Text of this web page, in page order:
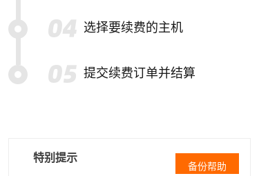
选择要续费的主机
提交续费订单并结算
特别提示
备份帮助